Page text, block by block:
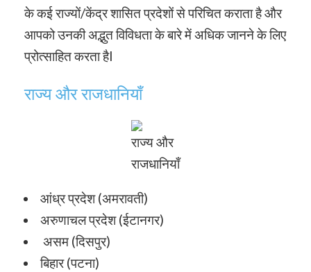
के कई राज्यों/केंद्र शासित प्रदेशों से परिचित कराता है और
आपको उनकी अद्भुत विविधता के बारे में अधिक जानने के लिए
प्रोत्साहित करता हैI
राज्य और राजधानियाँ
राज्य और
राजधानियाँ
आंध्र प्रदेश (अमरावती)
अरुणाचल प्रदेश (ईटानगर)
असम (दिसपुर)
बिहार (पटना)